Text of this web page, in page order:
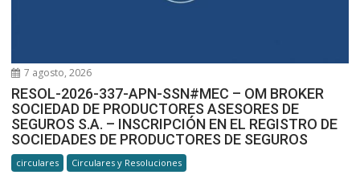
7 agosto, 2026
RESOL-2026-337-APN-SSN#MEC – OM BROKER
SOCIEDAD DE PRODUCTORES ASESORES DE
SEGUROS S.A. – INSCRIPCIÓN EN EL REGISTRO DE
SOCIEDADES DE PRODUCTORES DE SEGUROS
circulares Circulares y Resoluciones